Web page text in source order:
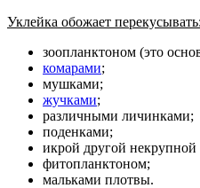
Уклейка обожает перекусывать:
зоопланктоном (это
комарами;
мушками;
жучками;
различными личинками;
поденками;
икрой другой
фитопланктоном;
мальками плотвы.